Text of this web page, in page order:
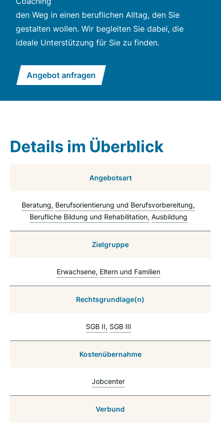
den Weg in einen beruflichen Alltag, den Sie
gestalten wollen. Wir begleiten Sie dabei, die
ideale Unterstützung für Sie zu finden.
Angebot anfragen
Details im Überblick
Angebotsart
Beratung Berufsorientierung und Berufsvorbereitung
Berufliche Bildung und Rehabilitation Ausbildung
Zielgruppe
Erwachsene Eltern und Familien
Rechtsgrundlage(n)
SGB II SGB III
Kostenübernahme
Jobcenter
Verbund